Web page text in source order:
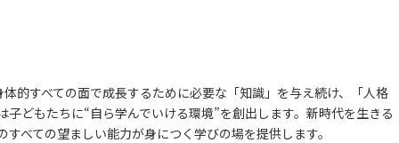
的すべての面で成長するために必要な「知識」を与え続け、「人格
どもたちに“自ら学んでいける環境”を創出します。新時代を生きる
べての望ましい能力が身につく学びの場を提供します。